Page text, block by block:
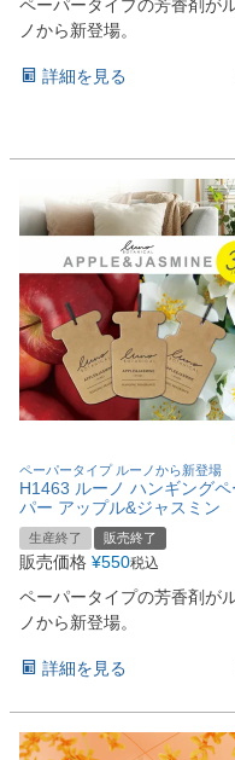
ペーパータイプの芳香剤が
ノから新登場。
詳細を見る
ペーパータイプ ルーノから新登場
H1463 ルーノ ハンギングペ
パー アップル&ジャスミン
生産終了 販売終了
販売価格 ¥550税込
ペーパータイプの芳香剤が
ノから新登場。
詳細を見る